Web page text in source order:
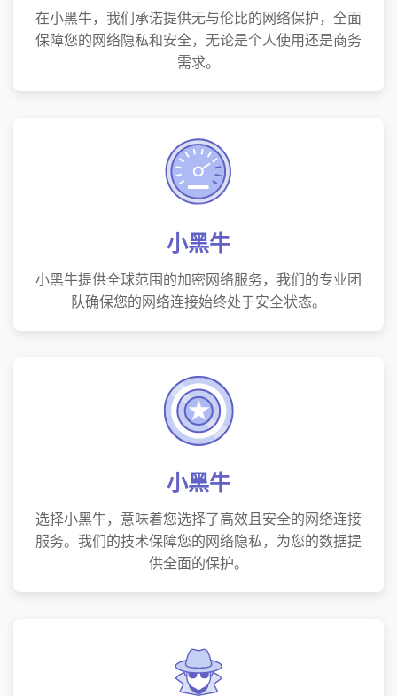
在小黑牛，我们承诺提供无与伦比的网络保护，全面
保障您的网络隐私和安全，无论是个人使用还是商务
需求。
小黑牛
小黑牛提供全球范围的加密网络服务，我们的专业团
队确保您的网络连接始终处于安全状态。
小黑牛
选择小黑牛，意味着您选择了高效且安全的网络连接
服务。我们的技术保障您的网络隐私，为您的数据提
供全面的保护。